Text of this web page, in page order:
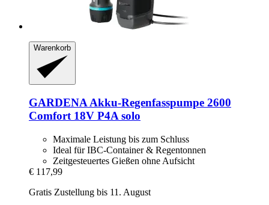
Warenkorb
GARDENA Akku-​Regenfasspumpe 2600
Comfort 18V P4A solo
Maximale Leistung bis zum Schluss
Ideal für IBC-Container & Regentonnen
Zeitgesteuertes Gießen ohne Aufsicht
€ 117,99
Gratis Zustellung bis 11. August